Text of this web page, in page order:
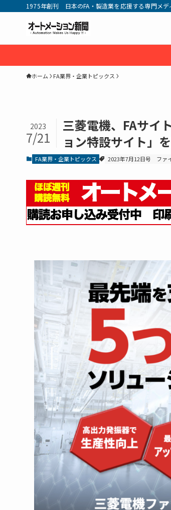
1975年創刊 日本のFA・製造業を応援する専門メ
ホーム FA業界・企業トピックス
三菱電機、FAサイ
ョン特設サイト」
2023
7/21
FA業界・企業トピックス 2023年7月12日号 ファ